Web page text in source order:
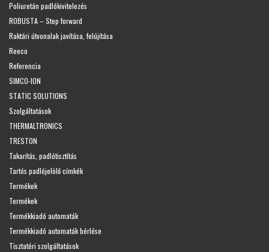
Poliuretán padlókivitelezés
ROBUSTA – Step forward
Raktári útvonalak javítása, felújítása
Reeco
Referencia
SIMCO-ION
STATIC SOLUTIONS
Szolgáltatások
THERMALTRONICS
TRESTON
Takarítás, padlótisztítás
Tartós padlójelölő címkék
Termékek
Termékek
Termékkiadó automaták
Termékkiadó automaták bérlése
Tisztatéri szolgáltatások